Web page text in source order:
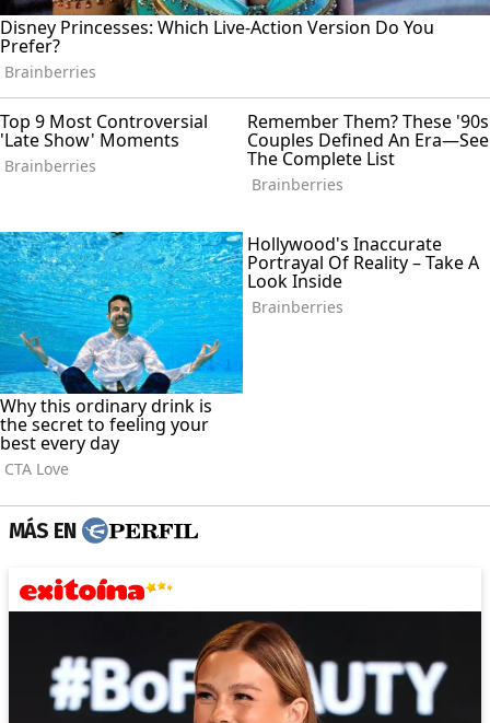
MÁS EN